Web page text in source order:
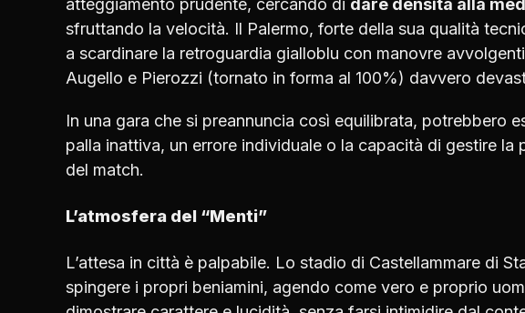
atteggiamento prudente, cercando di dare densità alla
sfruttando la velocità. Il Palermo, forte della sua qualità
a scardinare la retroguardia gialloblu con manovre
Augello e Pierozzi (tornato in forma al 100%) davvero
In una gara che si preannuncia così equilibrata, potrebbero
palla inattiva, un errore individuale o la capacità di gestire
del match.
L’atmosfera del “Menti”
L’attesa in città è palpabile. Lo stadio di Castellammare di
spingere i propri beniamini, agendo come vero e proprio